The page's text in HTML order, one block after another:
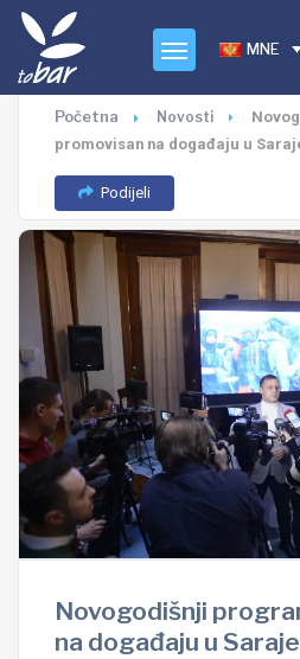
MNE
Početna Novosti
promovisan na događaju u
Podijeli
Novogodišnji
na događaju u